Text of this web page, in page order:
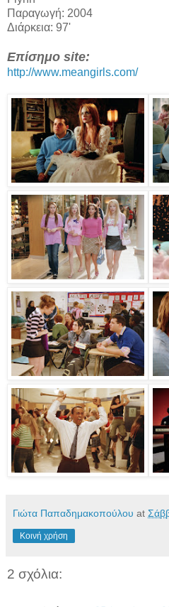
Παραγωγή: 2004
Διάρκεια: 97'
Επίσημο site:
http://www.meangirls.com/
Γιώτα Παπαδημακοπούλου at
Κοινή χρήση
2 σχόλια: